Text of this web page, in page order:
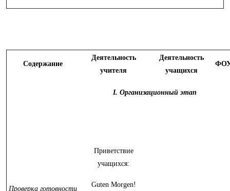
Содержание
Деятельность
учителя
Деятельность
учащихся
I. Организационный этап
Проверка готовности
Приветствие
учащихся:
Guten Morgen!